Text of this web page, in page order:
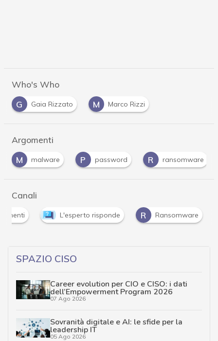
Who's Who
G
Gaia Rizzato M Marco Rizzi
Argomenti
M
malware P password R ransomware
Canali
L'esperto risponde R Ransomware
SPAZIO CISO
Career evolution per CIO e CISO: i dati
dell’Empowerment Program 2026
07 Ago 2026
Sovranità digitale e AI: le sfide per la
leadership IT
05 Ago 2026